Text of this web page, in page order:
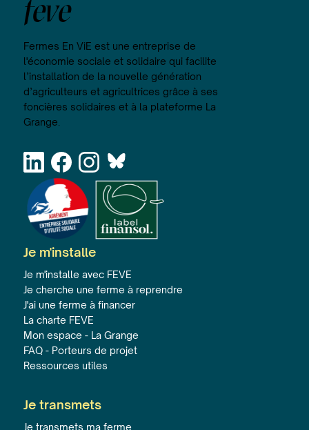
feve
Fermes En ViE est une entreprise de
l'économie sociale et solidaire qui facilite
l’installation de la nouvelle génération
d’agriculteurs et agricultrices grâce à ses
foncières solidaires et à la plateforme La
Grange.
Je m'installe
Je m'installe avec FEVE
Je cherche une ferme à reprendre
J'ai une ferme à financer
La charte FEVE
Mon espace - La Grange
FAQ - Porteurs de projet
Ressources utiles
Je transmets
Je transmets ma ferme